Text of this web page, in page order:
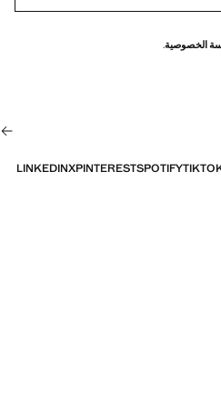
الخصوصية.
SPOTIFY
PINTEREST
X
LINKEDIN